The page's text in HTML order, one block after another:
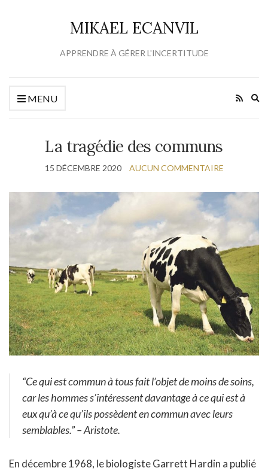
MIKAEL ECANVIL
APPRENDRE À GÉRER L'INCERTITUDE
MENU
La tragédie des communs
15 DÉCEMBRE 2020 AUCUN COMMENTAIRE
“Ce qui est commun à tous fait l’objet de moins de soins,
car les hommes s’intéressent davantage à ce qui est à
eux qu’à ce qu’ils possèdent en commun avec leurs
semblables.”– Aristote.
En décembre 1968, le biologiste Garrett Hardin a publié